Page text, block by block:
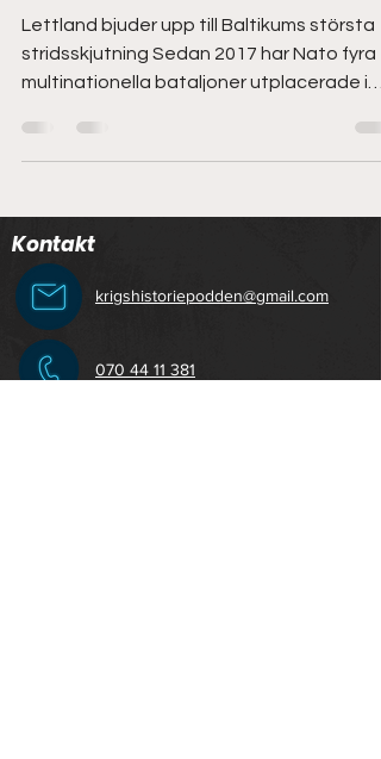
Lettland bjuder upp till Baltikums största
stridsskjutning Sedan 2017 har Nato fyra
multinationella bataljoner utplacerade i
Kontakt
krigshistoriepodden@gmail.com
070 44 11 381